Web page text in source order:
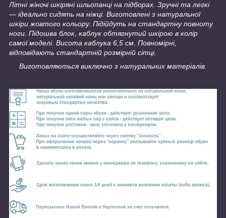
Літні жіночі шкіряні шльопанці на підборах. Зручні та легкі
— ідеально сидять на ніжці. Виготовлені з натуральної
шкіри жовтого кольору. Підійдуть на стандартну повноту
ноги. Підошва блок, каблук обтягнутий шкірою в колір
самої моделі. Висота каблука 6,5 см. Повномірні,
відповідають стандартній розмірній сітці.
Виготовляються виключно з натуральних матеріалів.